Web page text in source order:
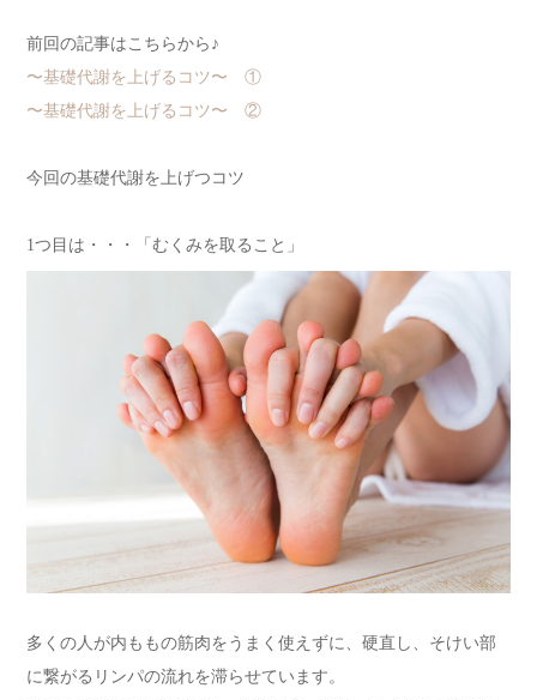
前回の記事はこちらから♪
〜基礎代謝を上げるコツ〜 ①
〜基礎代謝を上げるコツ〜 ②
今回の基礎代謝を上げつコツ
1つ目は・・・「むくみを取ること」
多くの人が内ももの筋肉をうまく使えずに、硬直し、そけい部
に繋がるリンパの流れを滞らせています。